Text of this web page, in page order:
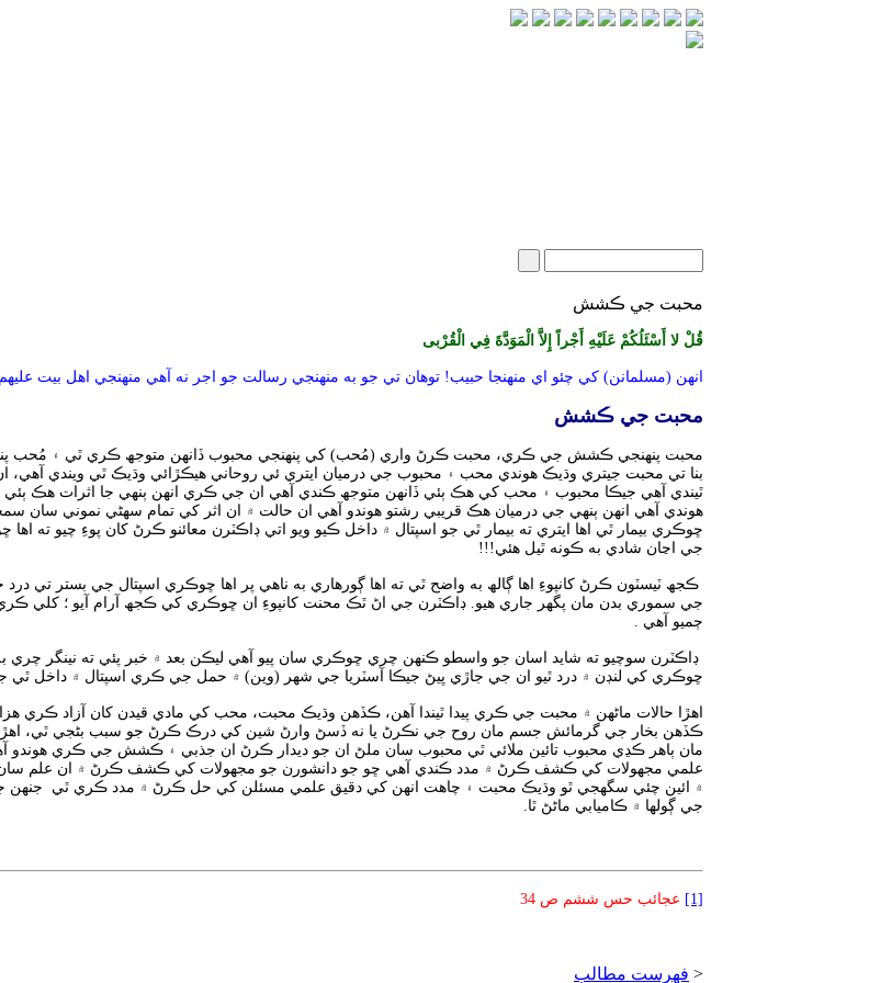
محبت جي ڪشش
قُلْ لا أَسْئَلُكُمْ عَلَيْهِ أَجْراً إِلاَّ الْمَوَدَّةَ فِي الْقُرْبى‏
انهن (مسلمانن) کي چئو اي منهنجا حبيب! توهان تي جو به منهنجي رسالت جو اجر نه آهي منهنجي اهل بيت
محبت جي ڪشش
محبت پنهنجي ڪشش جي ڪري، محبت ڪرڻ واري (مُحب) کي پنهنجي محبوب ڏانهن متوجھ ڪري ٿي ۽ مُحب
بنا تي محبت جيتري وڌيڪ هوندي محب ۽ محبوب جي درميان ايتري ئي روحاني هيڪڙائي وڌيڪ ٿي ويندي
ٿيندي آهي جيڪا محبوب ۽ محب کي هڪ ٻئي ڏانهن متوجھ ڪندي آهي ان جي ڪري انهن ٻنهي جا اثرات هڪ ٻئي تي
هوندي آهي انهن ٻنهي جي درميان هڪ قريبي رشتو هوندو آهي ان حالت ۾ ان اثر کي تمام سهڻي نموني
ڇوڪري بيمار ٿي اها ايتري ته بيمار ٿي جو اسپتال ۾ داخل ڪيو ويو اتي ڊاڪٽرن معائنو ڪرڻ کان پوءِ چيو ته
جي اڃان شادي به ڪونه ٿيل هئي!!!
ڪجھ ٽيسٽون ڪرڻ کانپوءِ اها ڳالھ به واضح ٿي ته اها ڳورهاري به ناهي پر اها ڇوڪري اسپتال جي بستر
جي سموري بدن مان پگھر جاري هيو. ڊاڪٽرن جي اڻ ٿڪ محنت کانپوءِ ان ڇوڪري کي ڪجھ آرام آيو ؛ کلي ڪري
ڄميو آهي .
ڊاڪٽرن سوچيو ته شايد اسان جو واسطو ڪنهن چري ڇوڪري سان پيو آهي ليڪن بعد ۾ خبر پئي ته نينگر چري
ڇوڪري کي لنڊن ۾ درد ٿيو ان جي جاڙي ڀيڻ جيڪا آسٽريا جي شهر (وين) ۾ حمل جي ڪري اسپتال ۾ داخل ٿي
اهڙا حالات ماڻهن ۾ محبت جي ڪري پيدا ٿيندا آهن، ڪڏهن وڌيڪ محبت، محب کي مادي قيدن کان آزاد ڪري
ڪڏهن بخار جي گرمائش جسم مان روح جي نڪرڻ يا نه ڏسڻ وارڻ شين کي درڪ ڪرڻ جو سبب بڻجي ٿي،
مان ٻاهر ڪڍي محبوب تائين ملائي ٿي محبوب سان ملڻ ان جو ديدار ڪرڻ ان جذبي ۽ ڪشش جي ڪري
علمي مجهولات کي ڪشف ڪرڻ ۾ مدد ڪندي آهي ڇو جو دانشورن جو مجھولات کي ڪشف ڪرڻ ۾ ان علم سان
۾ ائين چئي سگھجي ٿو وڌيڪ محبت ۽ چاهت انهن کي دقيق علمي مسئلن کي حل ڪرڻ ۾ مدد ڪري ٿي جنهن
جي ڳولها ۾ ڪاميابي ماڻڻ ٿا.
[1] عجائب حس ششم ص 34
< فهرست مطالب